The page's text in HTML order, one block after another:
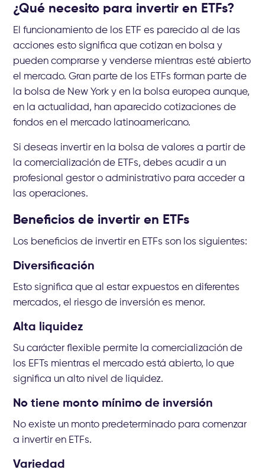
¿Qué necesito para invertir en ETFs?
El funcionamiento de los ETF es parecido al de las
acciones esto significa que cotizan en bolsa y
pueden comprarse y venderse mientras esté abierto
el mercado. Gran parte de los ETFs forman parte de
la bolsa de New York y en la bolsa europea aunque,
en la actualidad, han aparecido cotizaciones de
fondos en el mercado latinoamericano.
Si deseas invertir en la bolsa de valores a partir de
la comercialización de ETFs, debes acudir a un
profesional gestor o administrativo para acceder a
las operaciones.
Beneficios de invertir en ETFs
Los beneficios de invertir en ETFs son los siguientes:
Diversificación
Esto significa que al estar expuestos en diferentes
mercados, el riesgo de inversión es menor.
Alta liquidez
Su carácter flexible permite la comercialización de
los EFTs mientras el mercado está abierto, lo que
significa un alto nivel de liquidez.
No tiene monto mínimo de inversión
No existe un monto predeterminado para comenzar
a invertir en ETFs.
Variedad